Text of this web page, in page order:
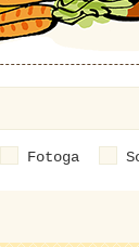
Fotoga